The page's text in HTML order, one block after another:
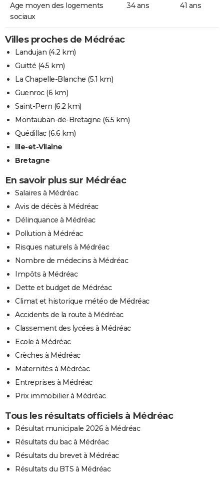
Age moyen des logements
sociaux
34 ans 41 ans
Villes proches de Médréac
Landujan (4.2 km)
Guitté (4.5 km)
La Chapelle-Blanche (5.1 km)
Guenroc(6 km)
Saint-Pern (6.2 km)
Montauban-de-Bretagne (6.5 km)
Quédillac(6.6 km)
Ille-et-Vilaine
Bretagne
En savoir plus sur Médréac
Salaires à Médréac
Avis de décès à Médréac
Délinquance à Médréac
Pollution à Médréac
Risques naturels à Médréac
Nombre de médecins à Médréac
Impôts à Médréac
Dette et budget de Médréac
Climat et historique météo de Médréac
Accidents de la route à Médréac
Classement des lycées à Médréac
Ecole à Médréac
Crèches à Médréac
Maternités à Médréac
Entreprises à Médréac
Prix immobilier à Médréac
Tous les résultats officiels à Médréac
Résultat municipale 2026 à Médréac
Résultats du bac à Médréac
Résultats du brevet à Médréac
Résultats du BTS à Médréac